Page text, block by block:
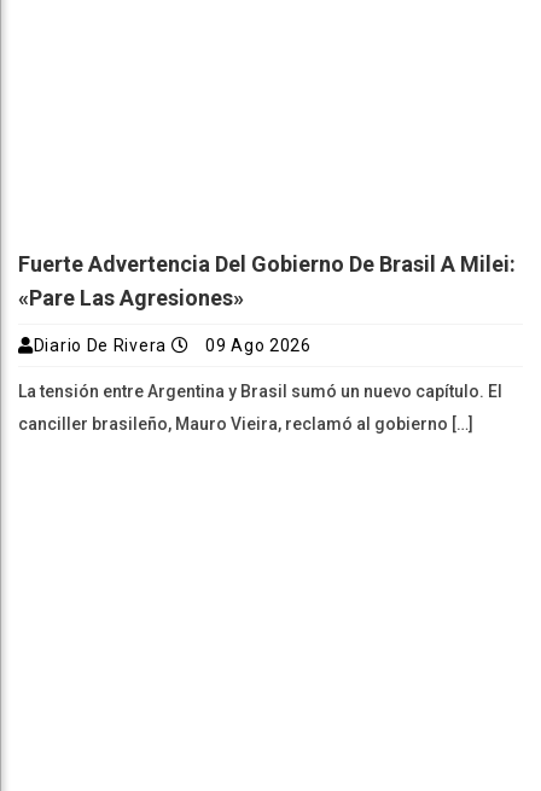
Fuerte Advertencia Del Gobierno De Brasil A Milei:
«Pare Las Agresiones»
Diario De Rivera 09 Ago 2026
La tensión entre Argentina y Brasil sumó un nuevo capítulo. El
canciller brasileño, Mauro Vieira, reclamó al gobierno […]